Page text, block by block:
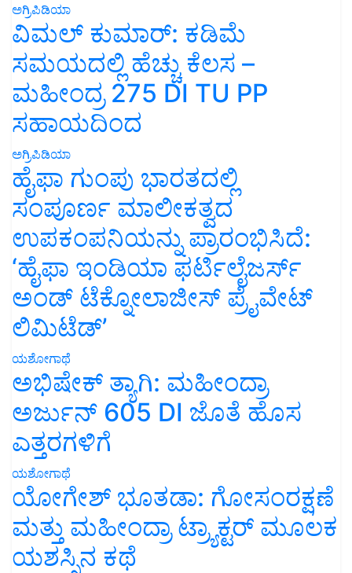
ಅಗ್ರಿಪಿಡಿಯಾ
ವಿಮಲ್ ಕುಮಾರ್: ಕಡಿಮೆ
ಸಮಯದಲ್ಲಿ ಹೆಚ್ಚು ಕೆಲಸ –
ಮಹೀಂದ್ರ 275 DI TU PP
ಸಹಾಯದಿಂದ
ಅಗ್ರಿಪಿಡಿಯಾ
ಹೈಫಾ ಗುಂಪು ಭಾರತದಲ್ಲಿ
ಸಂಪೂರ್ಣ ಮಾಲೀಕತ್ವದ
ಉಪಕಂಪನಿಯನ್ನು ಪ್ರಾರಂಭಿಸಿದೆ:
‘ಹೈಫಾ ಇಂಡಿಯಾ ಫರ್ಟಿಲೈಜರ್ಸ್
ಅಂಡ್ ಟೆಕ್ನೋಲಾಜೀಸ್ ಪ್ರೈವೇಟ್
ಲಿಮಿಟೆಡ್’
ಯಶೋಗಾಥೆ
ಅಭಿಷೇಕ್ ತ್ಯಾಗಿ: ಮಹೀಂದ್ರಾ
ಅರ್ಜುನ್ 605 DI ಜೊತೆ ಹೊಸ
ಎತ್ತರಗಳಿಗೆ
ಯಶೋಗಾಥೆ
ಯೋಗೇಶ್ ಭೂತಡಾ: ಗೋಸಂರಕ್ಷಣೆ
ಮತ್ತು ಮಹೀಂದ್ರಾ ಟ್ರ್ಯಾಕ್ಟರ್ ಮೂಲಕ
ಯಶಸ್ಸಿನ ಕಥೆ